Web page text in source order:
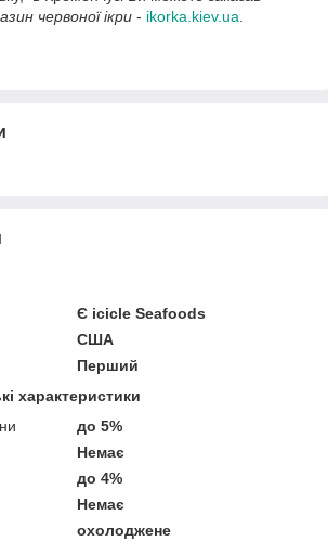
червоної ікри - ikorka.kiev.ua
Є icicle Seafoods
США
Перший
характеристики
до 5%
Немає
до 4%
Немає
охолоджене